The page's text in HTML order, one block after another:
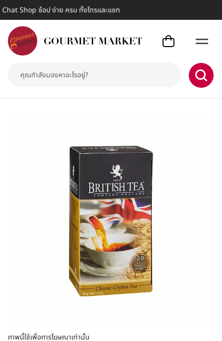
Shop ช้อป ง่าย ครบ ทั้งโทรและแชท
เกรท บริทิช ที คลาสสิคซีลอน ชาผง 40 กรัม
ภาพนี้ใช้เพื่อการโฆษณาเท่านั้น